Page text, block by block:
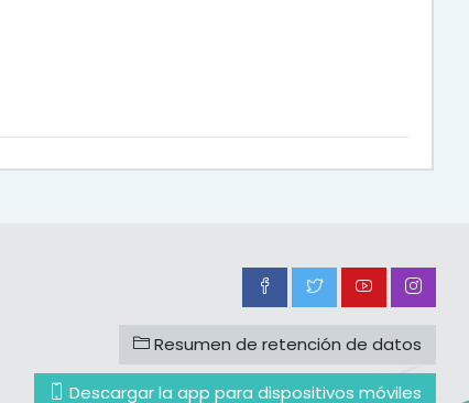
Resumen de retención de datos
Descargar la app para dispositivos móviles